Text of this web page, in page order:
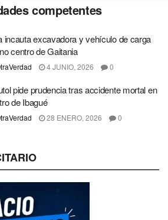
competentes
incauta excavadora y vehículo de carga
centro de Gaitania
4 JUNIO, 2026 0
pide prudencia tras accidente mortal en
de Ibagué
28 ENERO, 2026 0